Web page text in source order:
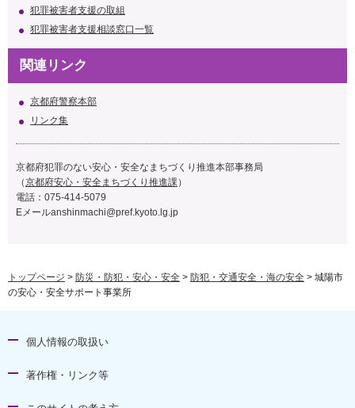
犯罪被害者支援の取組
犯罪被害者支援相談窓口一覧
関連リンク
京都府警察本部
リンク集
京都府犯罪のない安心・安全なまちづくり推進本部事務局
（京都府安心・安全まちづくり推進課）
電話：075-414-5079
Eメールanshinmachi@pref.kyoto.lg.jp
トップページ > 防災・防犯・安心・安全 > 防犯・交通安全・海の安全 > 城陽市
の安心・安全サポート事業所
個人情報の取扱い
著作権・リンク等